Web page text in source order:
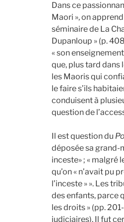
Dans ce
Maori », on
séminaire de La
Dupanloup » (p.
« son
que, plus tard dans
les Maoris qui
le faire s’ils
conduisent à
question de
Il est question du
déposée sa grand-
inceste» ; « malgré
qu’on « n’avait pu
l’inceste » ». Les
des enfants, parce
les droits » (pp.
judiciaires). Il fut